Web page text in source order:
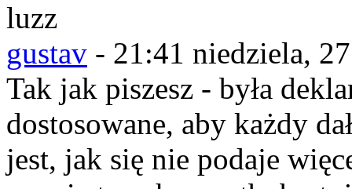
luzz
gustav - 21:41 niedziela,
Tak jak piszesz - była
dostosowane, aby każdy
jest, jak się nie podaje